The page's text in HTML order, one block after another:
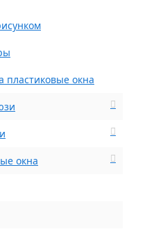
окна
окна